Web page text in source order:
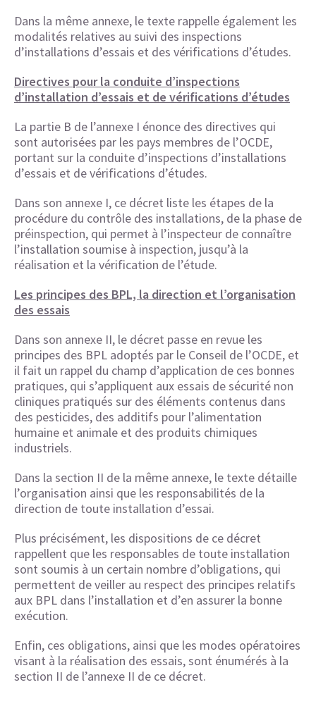
Dans la même annexe, le texte rappelle également les
modalités relatives au suivi des inspections
d’installations d’essais et des vérifications d’études.
Directives pour la conduite d’inspections
d’installation d’essais et de vérifications d’études
La partie B de l’annexe I énonce des directives qui
sont autorisées par les pays membres de l’OCDE,
portant sur la conduite d’inspections d’installations
d’essais et de vérifications d’études.
Dans son annexe I, ce décret liste les étapes de la
procédure du contrôle des installations, de la phase de
préinspection, qui permet à l’inspecteur de connaître
l’installation soumise à inspection, jusqu’à la
réalisation et la vérification de l’étude.
Les principes des BPL, la direction et l’organisation
des essais
Dans son annexe II, le décret passe en revue les
principes des BPL adoptés par le Conseil de l’OCDE, et
il fait un rappel du champ d’application de ces bonnes
pratiques, qui s’appliquent aux essais de sécurité non
cliniques pratiqués sur des éléments contenus dans
des pesticides, des additifs pour l’alimentation
humaine et animale et des produits chimiques
industriels.
Dans la section II de la même annexe, le texte détaille
l’organisation ainsi que les responsabilités de la
direction de toute installation d’essai.
Plus précisément, les dispositions de ce décret
rappellent que les responsables de toute installation
sont soumis à un certain nombre d’obligations, qui
permettent de veiller au respect des principes relatifs
aux BPL dans l’installation et d’en assurer la bonne
exécution.
Enfin, ces obligations, ainsi que les modes opératoires
visant à la réalisation des essais, sont énumérés à la
section II de l’annexe II de ce décret.